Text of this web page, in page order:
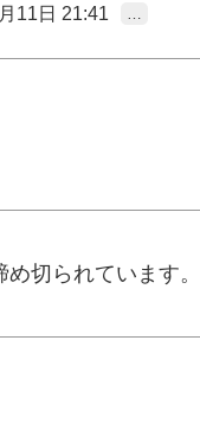
11日 21:41 …
切られています。